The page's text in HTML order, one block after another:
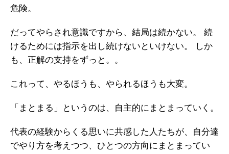
危険。
だってやらされ意識ですから、結局は続かない。
続
けるためには指示を出し続けないといけない。
しか
も、正解の支持をずっと。。
これって、やるほうも、やられるほうも大変。
「まとまる」というのは、自主的にまとまっていく。
代表の経験からくる思いに共感した人たちが、自分達
でやり方を考えつつ、ひとつの方向にまとまってい